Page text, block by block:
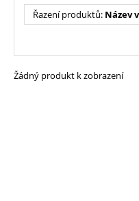
Řazení produktů: Název
Žádný produkt k zobrazení